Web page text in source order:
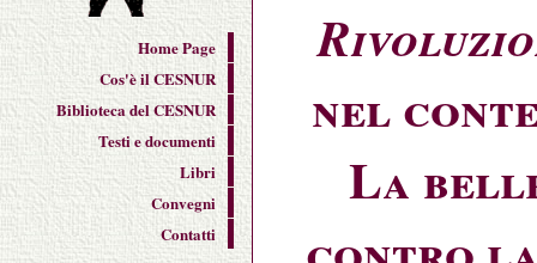
nel
La
Home Page
Cos'è il CESNUR
Biblioteca del CESNUR
Testi e documenti
Libri
Convegni
Contatti